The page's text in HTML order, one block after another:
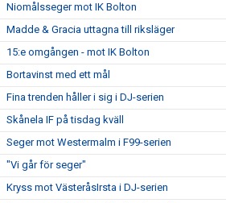
Niomålsseger mot IK Bolton
Madde & Gracia uttagna till riksläger
15:e omgången - mot IK Bolton
Bortavinst med ett mål
Fina trenden håller i sig i DJ-serien
Skånela IF på tisdag kväll
Seger mot Westermalm i F99-serien
"Vi går för seger"
Kryss mot VästeråsIrsta i DJ-serien